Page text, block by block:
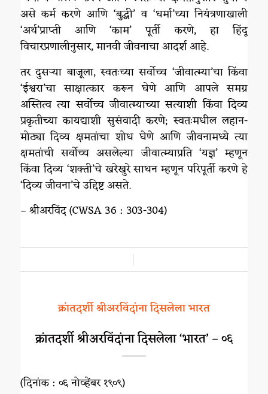
असे कर्म करणे आणि ‘बुद्धी’ व ‘धर्मा’च्या नियंत्रणाखाली
‘अर्थ’प्राप्ती आणि ‘काम’ पूर्ती करणे, हा हिंदू
विचारप्रणालीनुसार, मानवी जीवनाचा आदर्श आहे.
तर दुसऱ्या बाजूला, स्वतःच्या सर्वोच्च ‘जीवात्म्या’चा किंवा
‘ईश्वरा’चा साक्षात्कार करून घेणे आणि आपले समग्र
अस्तित्व त्या सर्वोच्च जीवात्म्याच्या सत्याशी किंवा दिव्य
प्रकृतीच्या कायद्याशी सुसंवादी करणे; स्वतःमधील लहान-
मोठ्या दिव्य क्षमतांचा शोध घेणे आणि जीवनामध्ये त्या
क्षमतांची सर्वोच्च असलेल्या जीवात्म्याप्रति ‘यज्ञ’ म्हणून
किंवा दिव्य ‘शक्ती’चे खरेखुरे साधन म्हणून परिपूर्ती करणे हे
‘दिव्य जीवना’चे उद्दिष्ट असते.
– श्रीअरविंद (CWSA 36 : 303-304)
क्रांतदर्शी श्रीअरविंदांना दिसलेला भारत
क्रांतदर्शी श्रीअरविंदांना दिसलेला ‘भारत’ – ०६
(दिनांक : ०६ नोव्हेंबर १९०९)